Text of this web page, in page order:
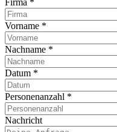
Vorname *
Nachname *
Datum *
Personenanzahl *
Nachricht